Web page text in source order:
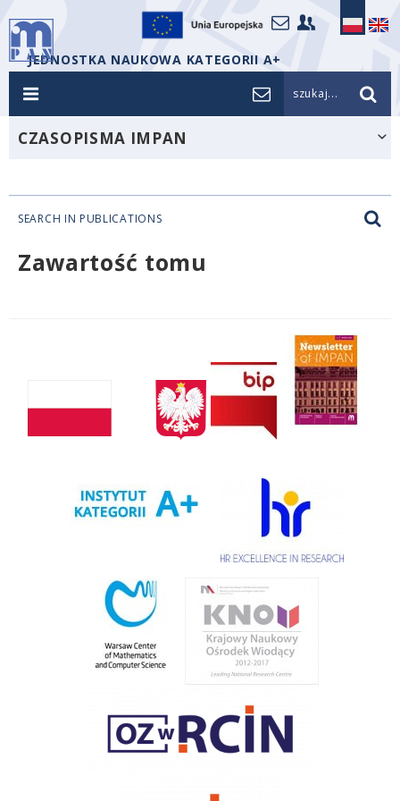
JEDNOSTKA NAUKOWA KATEGORII A+
szukaj...
CZASOPISMA IMPAN
SEARCH IN PUBLICATIONS
Zawartość tomu